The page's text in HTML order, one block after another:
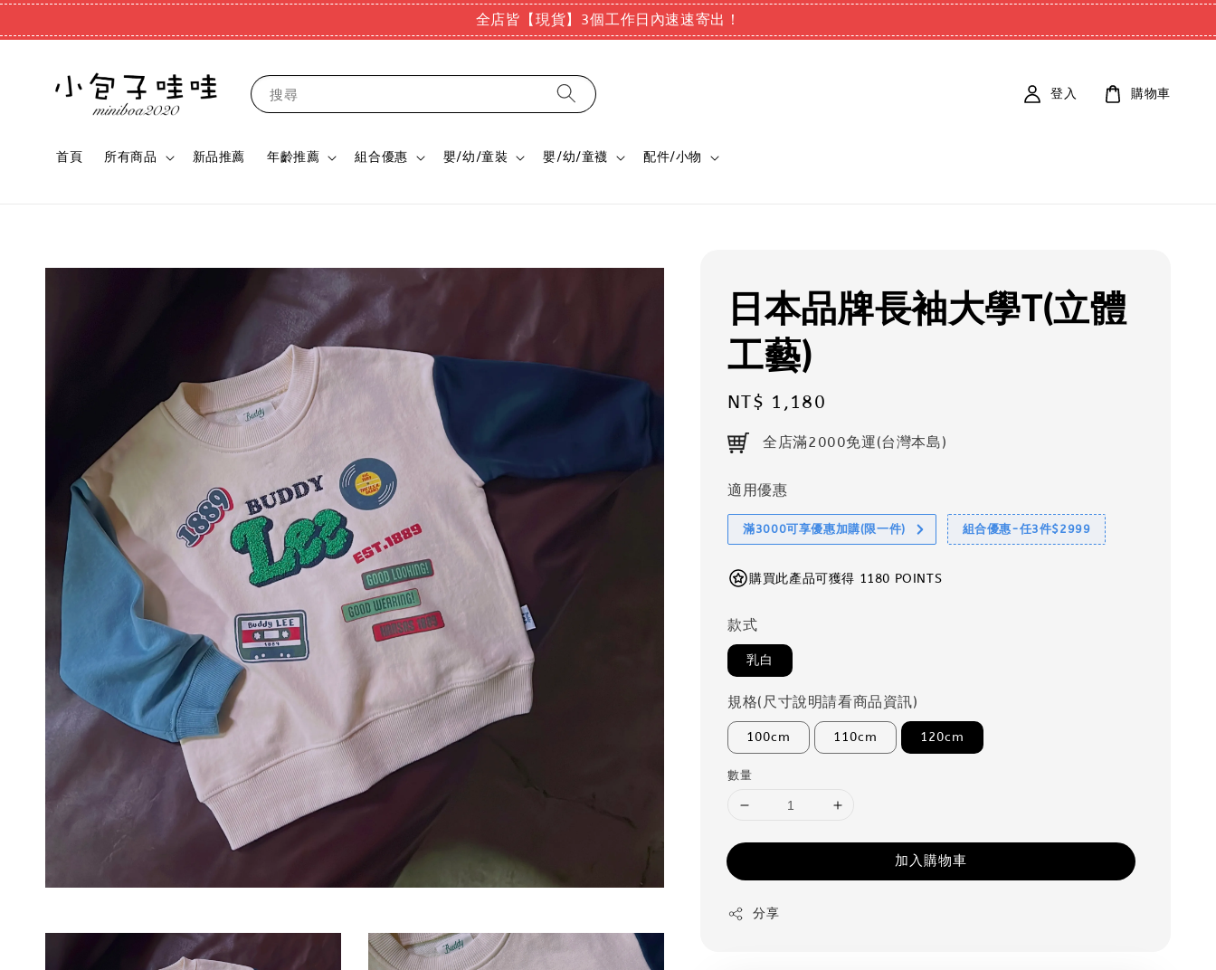
全店皆【現貨】3個工作日內速速寄出！
搜尋
首頁 所有商品 新品推薦 年齡推薦 組合優惠 嬰/幼/童裝 嬰/幼/童襪 配件/小物
登入 購物車
日本品牌長袖大學T(立體
工藝)
Regular
price
NT$ 1,180
全店滿2000免運(台灣本島)
適用優惠
滿3000可享優惠加購(限一件) 組合優惠-任3件$2999
購買此產品可獲得 1180 POINTS
款式
乳白
規格(尺寸說明請看商品資訊)
100cm 110cm 120cm
數量
加入購物車
分享